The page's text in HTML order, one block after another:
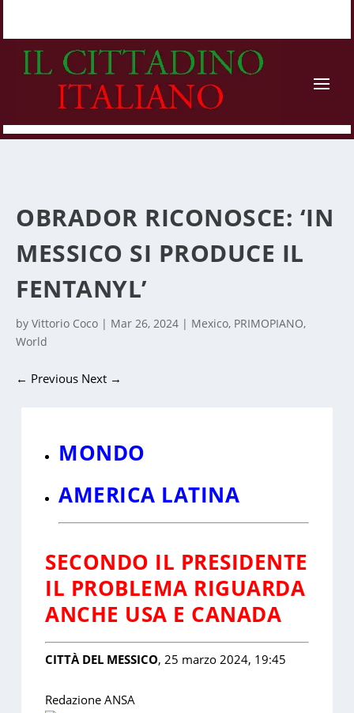
OBRADOR RICONOSCE: ‘IN
MESSICO SI PRODUCE IL
FENTANYL’
byVittorio Coco | Mar 26, 2024 | Mexico, PRIMOPIANO,
World
← Previous Next →
MONDO
AMERICA LATINA
SECONDO IL PRESIDENTE
IL PROBLEMA RIGUARDA
ANCHE USA E CANADA
CITTÀ DEL MESSICO, 25 marzo 2024, 19:45
Redazione ANSA